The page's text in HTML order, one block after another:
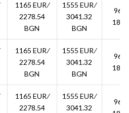
1165 EUR ∕
2278.54
BGN
1555 EUR ∕
3041.32
BGN
1165 EUR ∕
2278.54
BGN
1555 EUR ∕
3041.32
BGN
1165 EUR ∕
2278.54
1555 EUR ∕
3041.32